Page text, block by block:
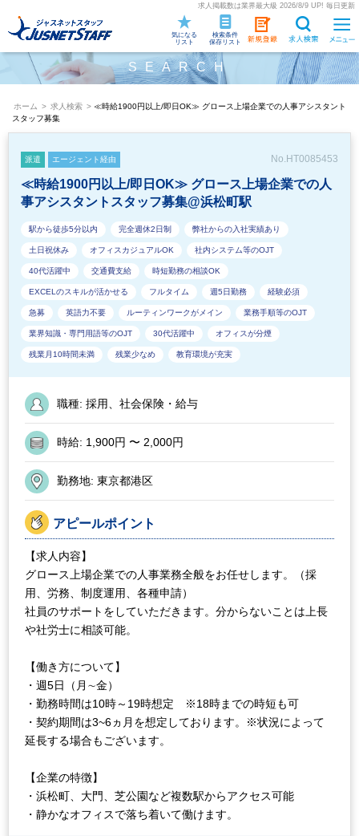
求人掲載数は業界最大級 2026/8/9 UP! 毎日更新
検索条件
保存リスト
気になる
リスト
SEARCH
ホーム > 求人検索 > ≪時給1900円以上/即日OK≫ グロース上場企業での人事アシスタント
スタッフ募集
派遣 エージェント経由 No.HT0085453
≪時給1900円以上/即日OK≫ グロース上場企業での人
事アシスタントスタッフ募集@浜松町駅
駅から徒歩5分以内 完全週休2日制 弊社からの入社実績あり
土日祝休み オフィスカジュアルOK 社内システム等のOJT
40代活躍中 交通費支給 時短勤務の相談OK
EXCELのスキルが活かせる フルタイム 週5日勤務 経験必須
急募 英語力不要 ルーティンワークがメイン 業務手順等のOJT
業界知識・専門用語等のOJT 30代活躍中 オフィスが分煙
残業月10時間未満 残業少なめ 教育環境が充実
職種: 採用、社会保険・給与
時給: 1,900円 〜 2,000円
勤務地: 東京都港区
アピールポイント
【求人内容】
グロース上場企業での人事業務全般をお任せします。（採
用、労務、制度運用、各種申請）
社員のサポートをしていただきます。分からないことは上長
や社労士に相談可能。
【働き方について】
・週5日（月∼金）
・勤務時間は10時～19時想定 ※18時までの時短も可
・契約期間は3~6ヵ月を想定しております。※状況によって
延長する場合もございます。
【企業の特徴】
・浜松町、大門、芝公園など複数駅からアクセス可能
・静かなオフィスで落ち着いて働けます。